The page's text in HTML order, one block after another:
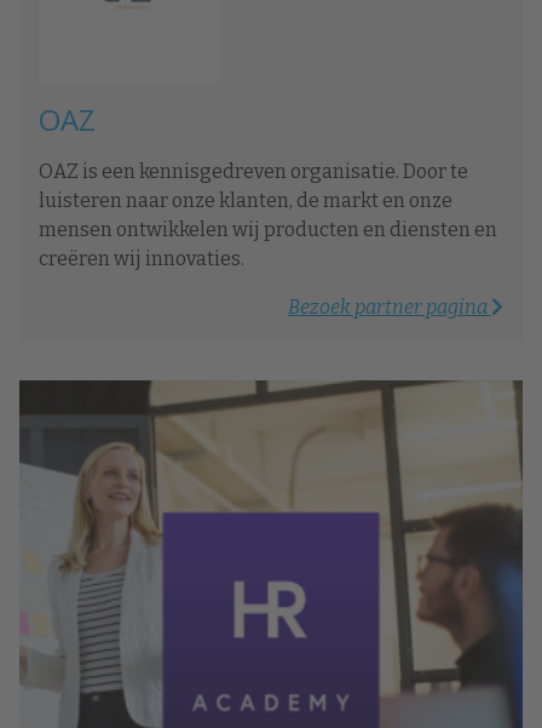
OAZ
OAZ is een kennisgedreven organisatie. Door te
luisteren naar onze klanten, de markt en onze
mensen ontwikkelen wij producten en diensten en
creëren wij innovaties.
Bezoek partner pagina